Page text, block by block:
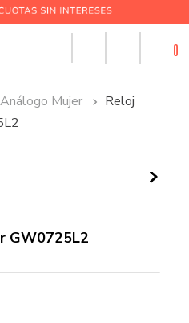
0
Análogo Mujer
Reloj
GW0725L2